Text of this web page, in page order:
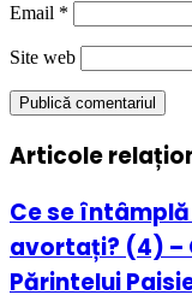
Email *
Site web
Articole
Ce se
avortați? (4) –
Părintelui